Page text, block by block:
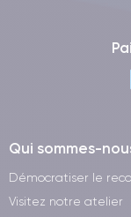
Qui sommes-
Démocratiser le
Visitez notre atelier